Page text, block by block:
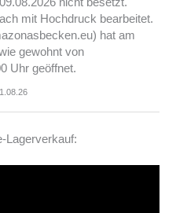
mit Hochdruck bearbeitet.
hat am
gewohnt von
Uhr geöffnet.
Lagerverkauf: